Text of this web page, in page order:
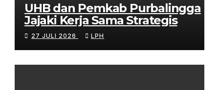
UHB dan Pemkab Purbalingga
Jajaki Kerja Sama Strategis
27 JULI 2026 LPH